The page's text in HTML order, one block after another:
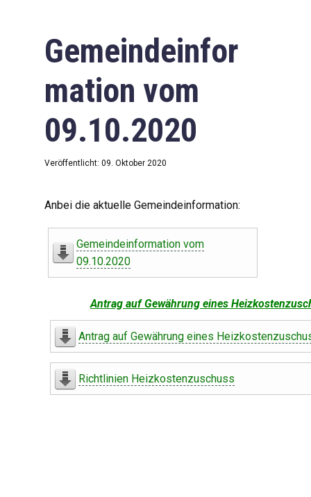
Gemeindeinfor
mation vom
09.10.2020
Veröffentlicht: 09. Oktober 2020
Anbei die aktuelle Gemeindeinformation:
Gemeindeinformation vom
09.10.2020
Antrag auf Gewährung eines
Antrag auf Gewährung eines
Richtlinien Heizkostenzuschuss